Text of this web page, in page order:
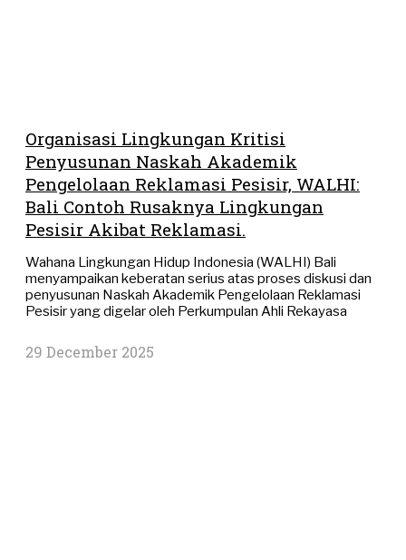
Organisasi Lingkungan Kritisi
Penyusunan Naskah Akademik
Pengelolaan Reklamasi Pesisir, WALHI:
Bali Contoh Rusaknya Lingkungan
Pesisir Akibat Reklamasi.
Wahana Lingkungan Hidup Indonesia (WALHI) Bali
menyampaikan keberatan serius atas proses diskusi dan
penyusunan Naskah Akademik Pengelolaan Reklamasi
Pesisir yang digelar oleh Perkumpulan Ahli Rekayasa
29 December 2025